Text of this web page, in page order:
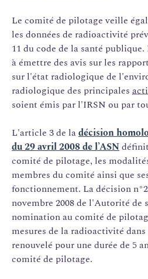
Le comité de pilotage veille
les données de radioactivité
11 du code de la santé
à émettre des avis sur les
sur l'état radiologique de
radiologique des principales
soient émis par l'IRSN ou par
L'article 3 de ladécision
du 29 avril 2008 de l’ASN
comité de pilotage, les
membres du comité ainsi que
fonctionnement. La décision
novembre 2008 de l'Autorité de
nomination au comité de
mesures de la radioactivité
renouvelé pour une durée de 5
comité de pilotage.